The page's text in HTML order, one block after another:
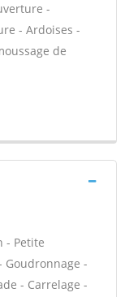
-
- Ardoises -
de
- Petite
Goudronnage -
- Carrelage -